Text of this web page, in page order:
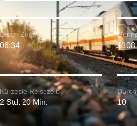
Kürzeste Reisezeit:
2 Std. 20 Min.
Erster Zug:
06:34 $108
10